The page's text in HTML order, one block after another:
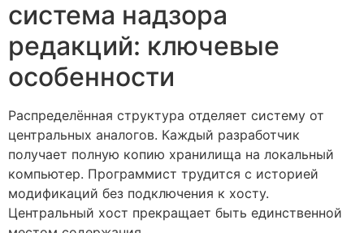
система надзора
редакций: ключевые
особенности
Распределённая структура отделяет систему от
центральных аналогов. Каждый разработчик
получает полную копию хранилища на локальный
компьютер. Программист трудится с историей
модификаций без подключения к хосту.
Центральный хост прекращает быть единственной